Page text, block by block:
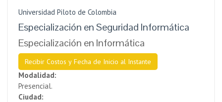
Universidad Piloto de Colombia
Especialización en Seguridad Informática
Especialización en Informática
Recibir Costos y Fecha de Inicio al Instante
Modalidad:
Presencial.
Ciudad: